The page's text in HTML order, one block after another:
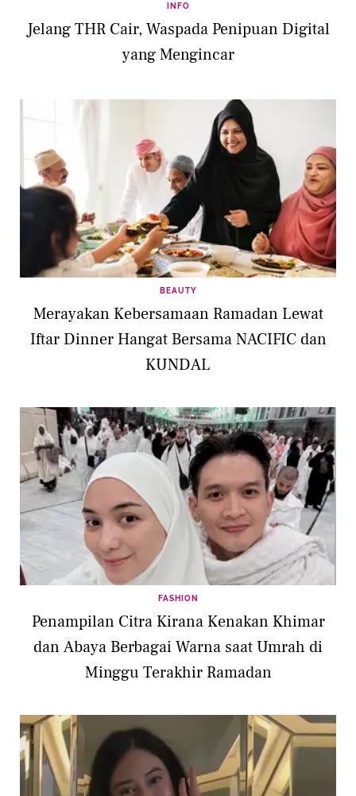
INFO
Jelang THR Cair, Waspada Penipuan Digital
yang Mengincar
BEAUTY
Merayakan Kebersamaan Ramadan Lewat
Iftar Dinner Hangat Bersama NACIFIC dan
KUNDAL
FASHION
Penampilan Citra Kirana Kenakan Khimar
dan Abaya Berbagai Warna saat Umrah di
Minggu Terakhir Ramadan